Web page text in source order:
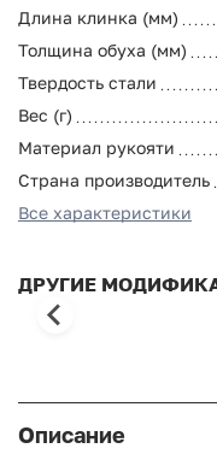
Длина клинка (мм)
Толщина обуха (мм)
Твердость стали
Вес (г)
Материал рукояти
Страна производитель
Все характеристики
ДРУГИЕ
Описание